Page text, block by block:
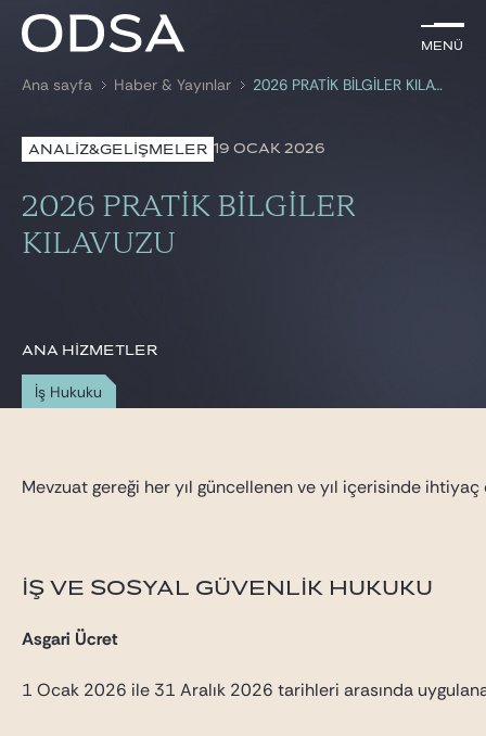
Menü
ile aramaanahtar kelime
Menü
AVUKATLARIMIZ
HİZMETLERİMİZ
BIZE KATILIN
Ana sayfa Haber & Yayınlar 2026 PRATİK BİLGİLER KILAVUZU
ANALİZ&GELİŞMELER 19 OCAK 2026
2026 PRATİK BİLGİLER
KILAVUZU
ANA HIZMETLER
İş Hukuku
Mevzuat gereği her yıl güncellenen ve yıl içerisinde ihtiyaç
İŞ VE SOSYAL GÜVENLİK HUKUKU
Asgari Ücret
1 Ocak 2026 ile 31 Aralık 2026 tarihleri arasında